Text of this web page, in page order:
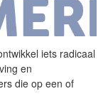
iets radicaal
en
die op een of